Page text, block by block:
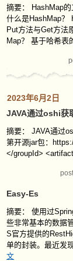
摘要： HashMap
什么是HashMap？
Put方法与Get方法
Map？ 基于哈希表
2023年6月2日
JAVA通过oshi获
摘要： JAVA通过
第开源jar包：
</groupId>
Easy-Es
摘要： 使用过
些非常基本的数据
S官方提供的
单的封装。最近发
文